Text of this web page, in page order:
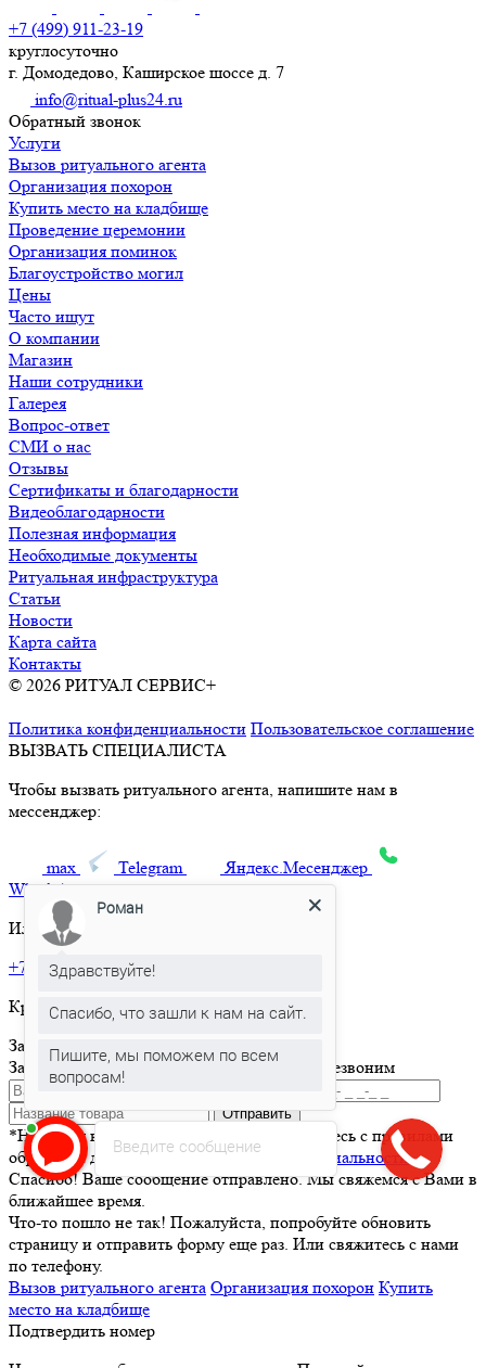
+7 (499) 911-23-19
круглосуточно
г. Домодедово, Каширское шоссе д. 7
info@ritual-plus24.ru
Обратный звонок
Услуги
Вызов ритуального агента
Организация похорон
Купить место на кладбище
Проведение церемонии
Организация поминок
Благоустройство могил
Цены
Часто ищут
О компании
Магазин
Наши сотрудники
Галерея
Вопрос-ответ
СМИ о нас
Отзывы
Сертификаты и благодарности
Видеоблагодарности
Полезная информация
Необходимые документы
Ритуальная инфраструктура
Статьи
Новости
Карта сайта
Контакты
© 2026 РИТУАЛ СЕРВИС+
Политика конфиденциальности Пользовательское соглашение
ВЫЗВАТЬ СПЕЦИАЛИСТА
Чтобы вызвать ритуального агента, напишите нам в
мессенджер:
max Telegram
Яндекс.Месенджер
What’sApp
Или позвоните по телефону:
+7 495 150-36-47
Круглосуточная горячая линия
Заказать товар
Заполните и отправьте форму и мы вам перезвоним
Отправить
*Нажимая кнопку Отправить вы соглашаетесь с правилами
обработки данных и политикой конфиденциальности
Спасибо! Ваше сообщение отправлено. Мы свяжемся с Вами в
ближайшее время.
Что-то пошло не так! Пожалуйста, попробуйте обновить
страницу и отправить форму еще раз. Или свяжитесь с нами
по телефону.
Вызов ритуального агента Организация похорон Купить
место на кладбище
Подтвердить номер
Введите сообщение
Роман
Здравствуйте!
Спасибо, что зашли к нам на сайт.
Пишите, мы поможем по всем
вопросам!